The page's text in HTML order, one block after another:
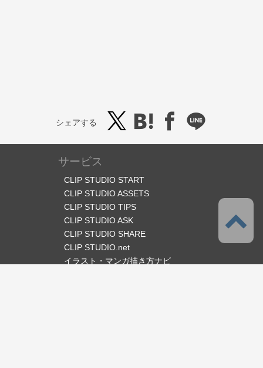
シェアする
サービス
CLIP STUDIO START
CLIP STUDIO ASSETS
CLIP STUDIO TIPS
CLIP STUDIO ASK
CLIP STUDIO SHARE
CLIP STUDIO.net
イラスト・マンガ描き方ナビ